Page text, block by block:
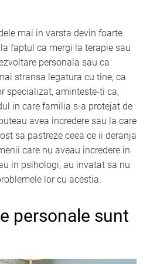
mai in varsta devin foarte
faptul ca mergi la terapie sau
personala sau ca
stransa legatura cu tine, ca
specializat, aminteste-ti ca,
in care familia s-a protejat de
avea incredere sau la care
sa pastreze ceea ce ii deranja
care nu aveau incredere in
in psihologi, au invatat sa nu
lor cu acestia.
personale sunt